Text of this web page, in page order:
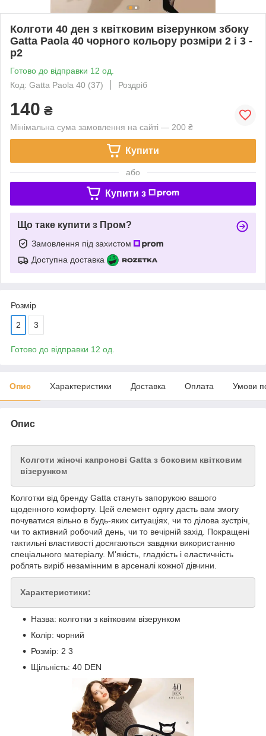
Колготи 40 ден з квітковим візерунком збоку
Gatta Paola 40 чорного кольору розміри 2 і 3 -
р2
Готово до відправки 12 од.
Код: Gatta Paola 40 (37)
Роздріб
140 ₴
Мінімальна сума замовлення на сайті — 200 ₴
Купити
або
Купити з
Що таке купити з Пром?
Замовлення під захистом
Доступна доставка
Розмір
2 3
Готово до відправки 12 од.
Опис Характеристики Доставка Оплата Умови
Опис
Колготи жіночі капронові Gatta з боковим квітковим
візерунком
Колготки від бренду Gatta стануть запорукою вашого
щоденного комфорту. Цей елемент одягу дасть вам змогу
почуватися вільно в будь-яких ситуаціях, чи то ділова зустріч,
чи то активний робочий день, чи то вечірній захід. Покращені
тактильні властивості досягаються завдяки використанню
спеціального матеріалу. М'якість, гладкість і еластичність
роблять виріб незамінним в арсеналі кожної дівчини.
Характеристики:
Назва: колготки з квітковим візерунком
Колір: чорний
Розмір: 2 3
Щільність: 40 DEN